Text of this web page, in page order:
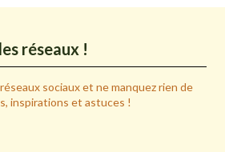
réseaux !
sociaux et ne manquez rien de
inspirations et astuces !